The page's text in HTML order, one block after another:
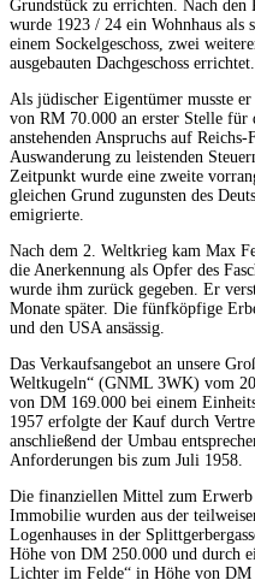
Grundstück zu errichten. Nach den
wurde 1923 / 24 ein Wohnhaus als
einem Sockelgeschoss, zwei
ausgebauten Dachgeschoss errichtet.
Als jüdischer Eigentümer musste
von RM 70.000 an erster Stelle für
anstehenden Anspruchs auf
Auswanderung zu leistenden
Zeitpunkt wurde eine zweite
gleichen Grund zugunsten des
emigrierte.
Nach dem 2. Weltkrieg kam Max
die Anerkennung als Opfer des
wurde ihm zurück gegeben. Er
Monate später. Die fünfköpfige
und den USA ansässig.
Das Verkaufsangebot an unsere
Weltkugeln“ (GNML 3WK) vom
von DM 169.000 bei einem
1957 erfolgte der Kauf durch
anschließend der Umbau
Anforderungen bis zum Juli 1958.
Die finanziellen Mittel zum
Immobilie wurden aus der
Logenhauses in der
Höhe von DM 250.000 und durch
Lichter im Felde“ in Höhe von DM